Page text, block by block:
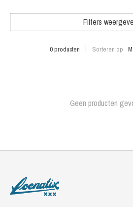
Filters
0 producten Sorteren op
Geen producten